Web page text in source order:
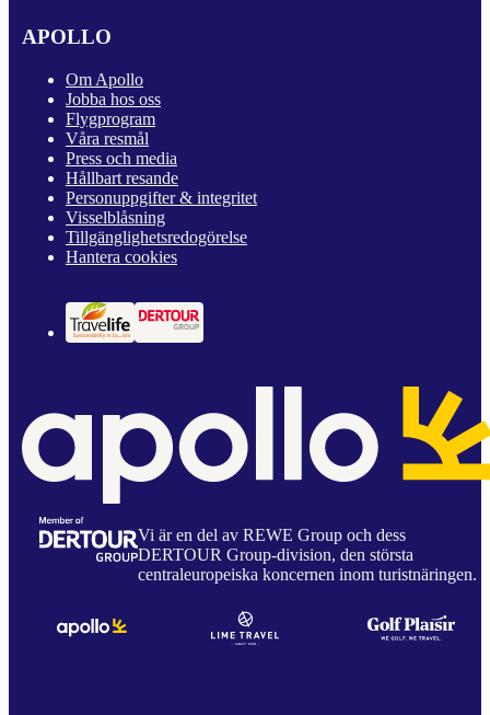
APOLLO
Om Apollo
Jobba hos oss
Flygprogram
Våra resmål
Press och media
Hållbart resande
Personuppgifter & integritet
Visselblåsning
Tillgänglighetsredogörelse
Hantera cookies
Vi är en del av REWE Group och dess
DERTOUR Group-division, den största
centraleuropeiska koncernen inom turistnäringen.